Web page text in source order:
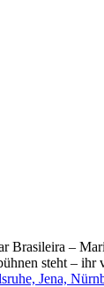
Brasileira –
steht –
Jena,